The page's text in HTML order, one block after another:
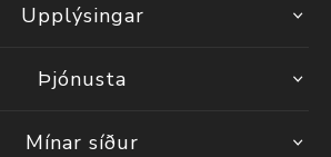
Upplýsingar
Þjónusta
Mínar síður